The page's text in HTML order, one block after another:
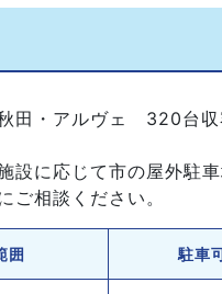
田・アルヴェ 320台収
設に応じて市の屋外駐
ご相談ください。
囲 駐車